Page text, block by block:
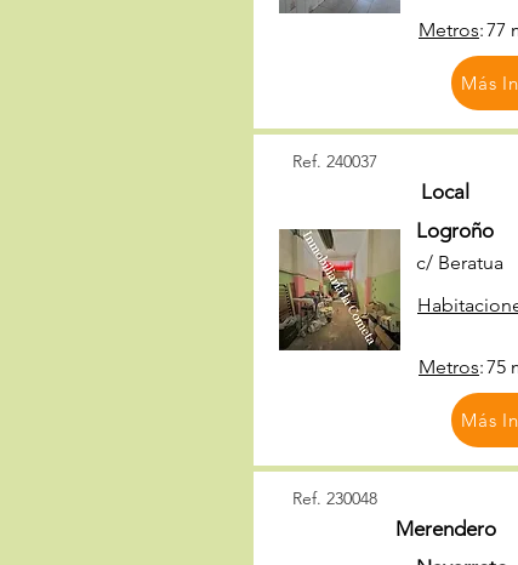
Metros:77
Más
Ref. 240037
Local
Logroño
c/ Beratua
Metros:75
Más
Ref. 230048
Merendero